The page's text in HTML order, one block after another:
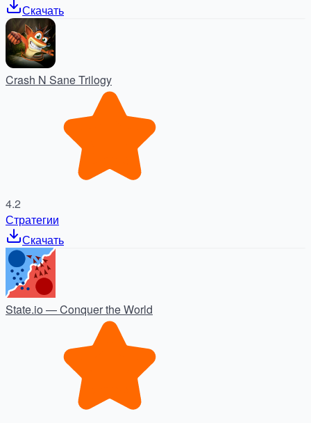
Скачать
Crash N Sane Trilogy
4.2
Стратегии
Скачать
State.io — Conquer the World